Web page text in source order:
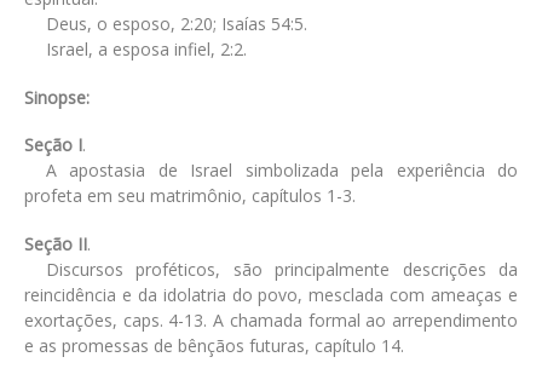
Deus, o esposo, 2:20; Isaías 54:5.
Israel, a esposa infiel, 2:2.
Sinopse:
Seção I.
A apostasia de Israel simbolizada pela experiência do
profeta em seu matrimônio, capítulos 1-3.
Seção II.
Discursos proféticos, são principalmente descrições da
reincidência e da idolatria do povo, mesclada com ameaças e
exortações, caps. 4-13. A chamada formal ao arrependimento
e as promessas de bênçãos futuras, capítulo 14.